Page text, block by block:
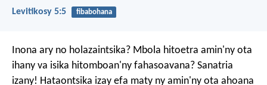
Levitikosy 5:5 fibabohana
Inona ary no holazaintsika? Mbola hitoetra amin'ny ota
ihany va isika hitomboan'ny fahasoavana? Sanatria
izany! Hataontsika izay efa maty ny amin'ny ota ahoana